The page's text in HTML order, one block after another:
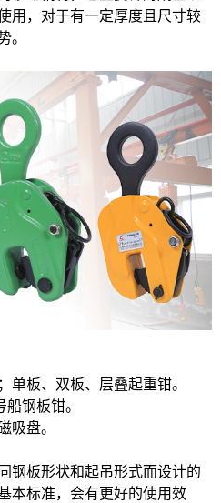
用，对于有一定厚度且尺寸较
。
单板、双板、层叠起重钳。
钢板钳。
吸盘。
钢板形状和起吊形式而设计的
本标准，会有更好的使用效